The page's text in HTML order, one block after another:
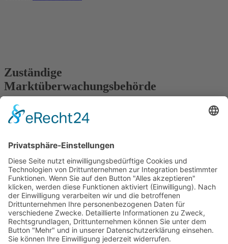
Zuständige
Marktüberwachungsbehörde
Marktüberwachungsstelle der Länder für die
c/o Ministerium für Arbeit, Soziales, Gesundheit und
Gleichstellung Sachsen-Anhalt
Postfach 39 11 55
39135 Magdeburg
Telefon:+ 49 (0) 391 567 6970
E-Mail:mlbf@ms.sachsen-anhalt.de